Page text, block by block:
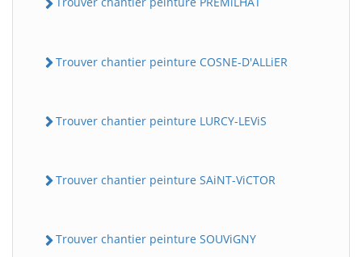
Trouver chantier peinture COSNE-D'ALLiER
Trouver chantier peinture LURCY-LEViS
Trouver chantier peinture SAiNT-ViCTOR
Trouver chantier peinture SOUViGNY